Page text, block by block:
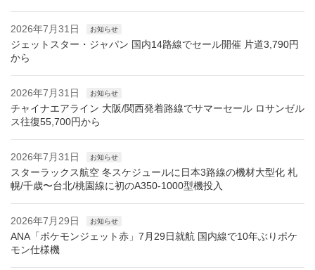
2026年7月31日 お知らせ
ジェットスター・ジャパン 国内14路線でセール開催 片道3,790円
から
2026年7月31日 お知らせ
チャイナエアライン 大阪/関西発着路線でサマーセール ロサンゼル
ス往復55,700円から
2026年7月31日 お知らせ
スターラックス航空 冬スケジュールに日本3路線の機材大型化 札
幌/千歳〜台北/桃園線に初のA350-1000型機投入
2026年7月29日 お知らせ
ANA「ポケモンジェット赤」7月29日就航 国内線で10年ぶりポケ
モン仕様機